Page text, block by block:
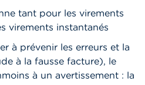
tant pour les virements
virements instantanés
à prévenir les erreurs et la
à la fausse facture), le
à un avertissement : la